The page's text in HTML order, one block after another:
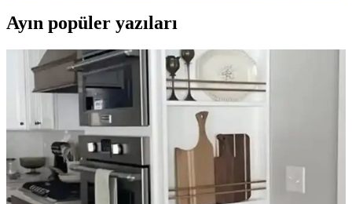
Ayın popüler yazıları